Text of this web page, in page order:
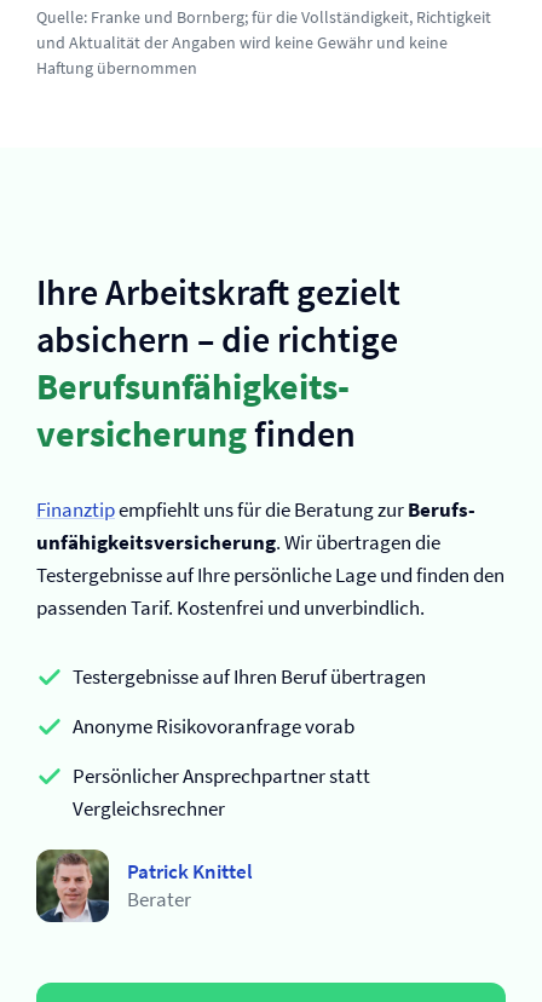
Quelle: Franke und Bornberg; für die Vollständigkeit, Richtigkeit
und Aktualität der Angaben wird keine Gewähr und keine
Haftung übernommen
Ihre Arbeitskraft gezielt
absichern – die richtige
Berufs­unfähigkeits­
versicherungfinden
Finanztipempfiehlt uns für die Beratung zurBerufs­
unfähigkeits­versicherung. Wir übertragen die
Testergebnisse auf Ihre persönliche Lage und finden den
passenden Tarif. Kostenfrei und unverbindlich.
Testergebnisse auf Ihren Beruf übertragen
Anonyme Risikovoranfrage vorab
Persönlicher Ansprechpartner statt
Vergleichsrechner
Patrick Knittel
Berater